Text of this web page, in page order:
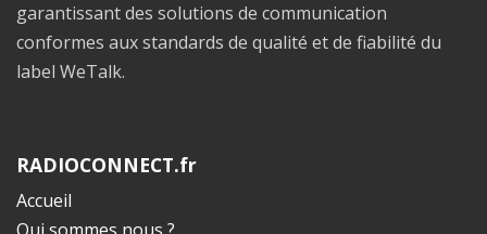
garantissant des solutions de communication
conformes aux standards de qualité et de fiabilité du
label WeTalk.
RADIOCONNECT.fr
Accueil